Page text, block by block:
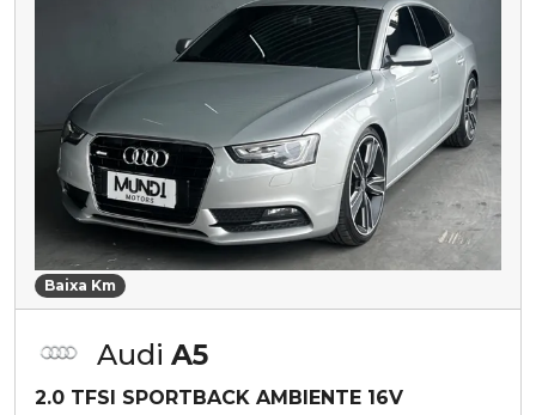
Baixa Km
Audi A5
2.0 TFSI SPORTBACK AMBIENTE 16V